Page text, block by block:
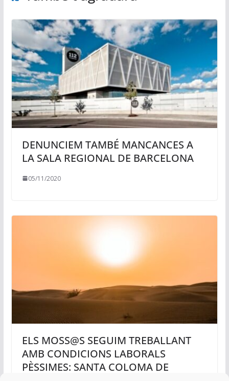
DENUNCIEM TAMBÉ MANCANCES A
LA SALA REGIONAL DE BARCELONA
05/11/2020
ELS MOSS@S SEGUIM TREBALLANT
AMB CONDICIONS LABORALS
PÈSSIMES: SANTA COLOMA DE